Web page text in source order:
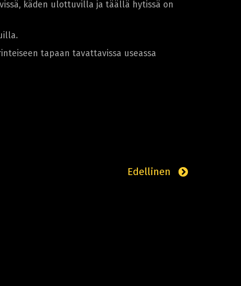
käden ulottuvilla ja täällä hytissä on
tapaan tavattavissa useassa
Edellinen